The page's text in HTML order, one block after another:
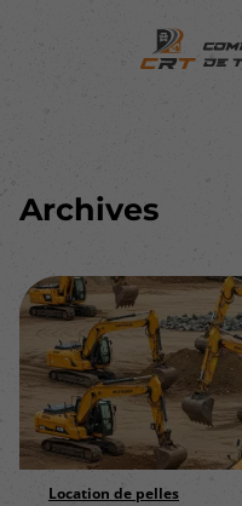
Archives
Location de pelles